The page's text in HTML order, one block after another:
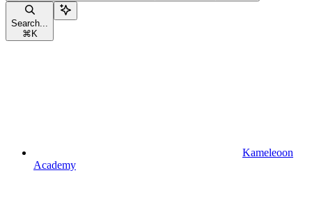
Search...
⌘ K
Kameleoon
Academy